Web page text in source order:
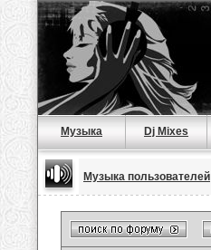
Музыка Dj Mixes
Музыка пользователей